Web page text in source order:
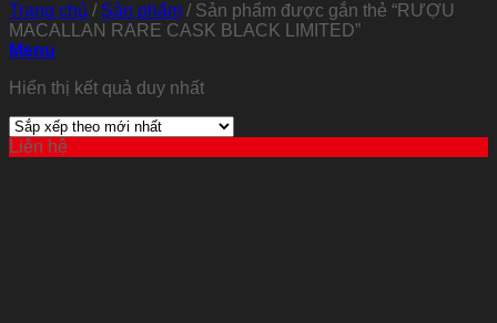
Trang chủ / Sản phẩm / Sản phẩm được gắn thẻ “RƯỢU
MACALLAN RARE CASK BLACK LIMITED”
Menu
Hiển thị kết quả duy nhất
Liên hệ